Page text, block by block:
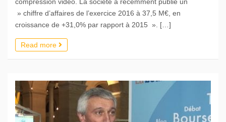
» chiffre d’affaires de l’exercice 2016 à 37,5 M€, en
croissance de +31,0% par rapport à 2015 ». […]
Read more